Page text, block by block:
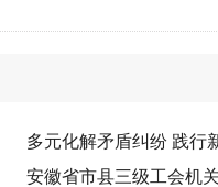
多元化解矛盾纠纷 践行
安徽省市县三级工会机